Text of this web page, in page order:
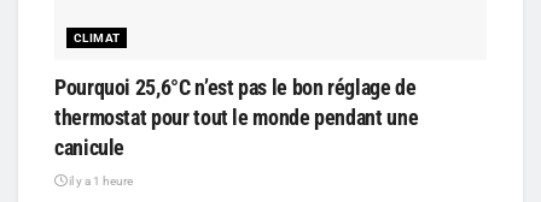
CLIMAT
Pourquoi 25,6°C n’est pas le bon réglage de
thermostat pour tout le monde pendant une
canicule
il y a 1 heure